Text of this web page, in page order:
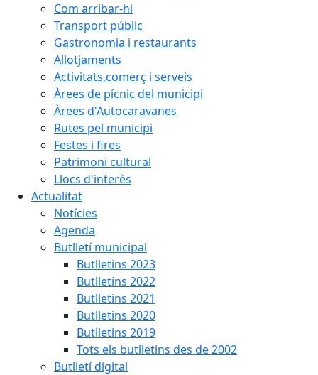
Com arribar-hi
Transport públic
Gastronomia i restaurants
Allotjaments
Activitats,comerç i serveis
Àrees de pícnic del municipi
Àrees d'Autocaravanes
Rutes pel municipi
Festes i fires
Patrimoni cultural
Llocs d'interès
Actualitat
Notícies
Agenda
Butlletí municipal
Butlletins 2023
Butlletins 2022
Butlletins 2021
Butlletins 2020
Butlletins 2019
Tots els butlletins des de 2002
Butlletí digital